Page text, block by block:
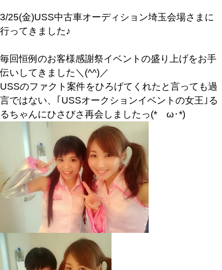
3/25(金)USS中古車オーディション埼玉会場さまに
行ってきました♪
毎回恒例のお客様感謝祭イベントの盛り上げをお手
伝いしてきました＼(^^)／
USSのファクト案件をひろげてくれたと言っても過
言ではない、｢USSオークションイベントの女王｣る
るちゃんにひさびさ再会しましたっ(*ゝω･*)